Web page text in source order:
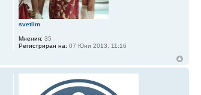
svetlim
Мнения: 35
Регистриран на: 07 Юни 2013, 11:16